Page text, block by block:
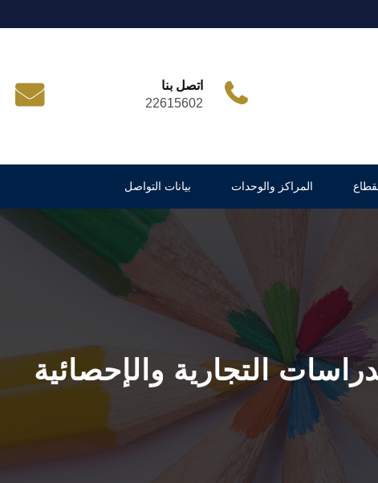
اتصل بنا
22615602
المراكز والوحدات بيانات التواصل
التجارية والإحصائية